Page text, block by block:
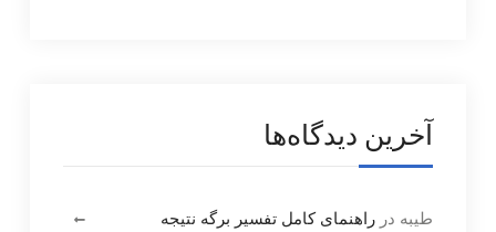
آخرین دیدگاه‌ها
طیبه در راهنمای کامل تفسیر برگه نتیجه